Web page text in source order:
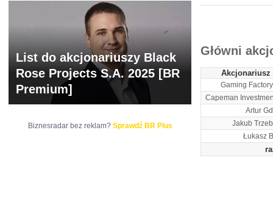
Główni
Akcjonariusz
Gaming
Capeman
Artur
Jakub
Łukasz
List do akcjonariuszy Black
Rose Projects S.A. 2025 [BR
Premium]
Biznesradar bez reklam? Sprawdź BR Plus